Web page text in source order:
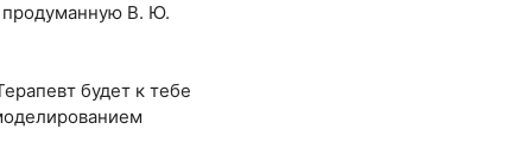
продуманную В. Ю.
будет к тебе